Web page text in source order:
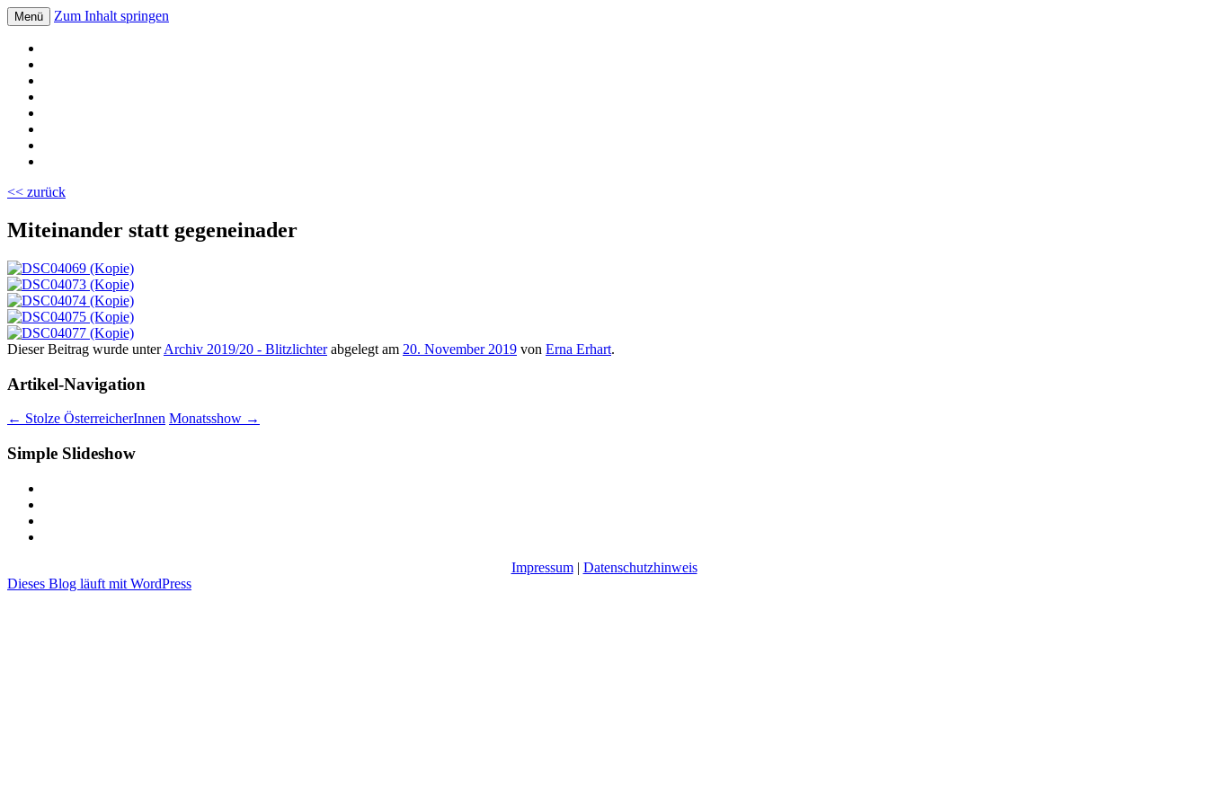
Volksschule Bad Blumau
Menü Zum Inhalt springen
<< zurück
Miteinander statt gegeneinader
Dieser Beitrag wurde unterArchiv 2019/20 - Blitzlichterabgelegt am 20. November 2019 von Erna Erhart.
Artikel-Navigation
← Stolze ÖsterreicherInnen Monatsshow →
Simple Slideshow
Impressum| Datenschutzhinweis
Dieses Blog läuft mit WordPress